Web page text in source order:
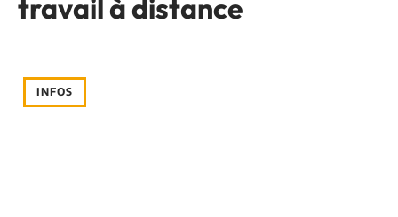
travail à distance
INFOS